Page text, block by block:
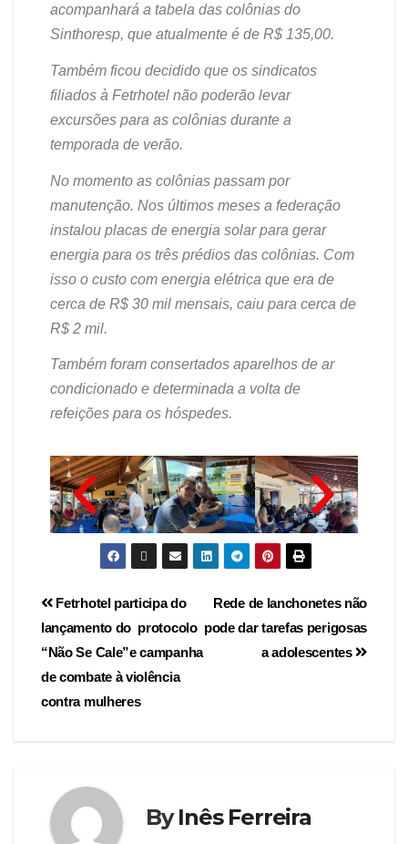
acompanhará a tabela das colônias do
Sinthoresp, que atualmente é de R$ 135,00.
Também ficou decidido que os sindicatos
filiados à Fetrhotel não poderão levar
excursões para as colônias durante a
temporada de verão.
No momento as colônias passam por
manutenção. Nos últimos meses a federação
instalou placas de energia solar para gerar
energia para os três prédios das colônias. Com
isso o custo com energia elétrica que era de
cerca de R$ 30 mil mensais, caiu para cerca de
R$ 2 mil.
Também foram consertados aparelhos de ar
condicionado e determinada a volta de
refeições para os hóspedes.
Rede de lanchonetes não
pode dar tarefas perigosas
a adolescentes
Fetrhotel participa do
lançamento do protocolo
“Não Se Cale”e campanha
de combate à violência
contra mulheres
ByInês Ferreira